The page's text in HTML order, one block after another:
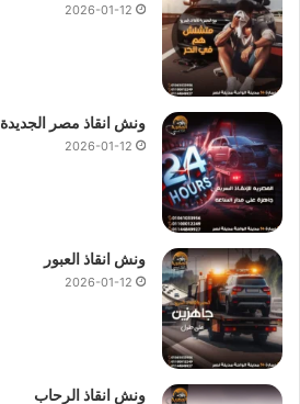
2026-01-12
ونش انقاذ مصر الجديدة
2026-01-12
ونش انقاذ العبور
2026-01-12
ونش انقاذ الرحاب